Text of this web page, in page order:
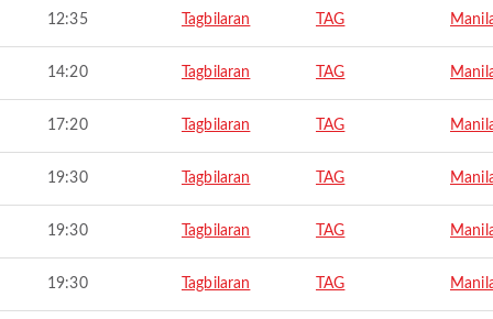
12:35 Tagbilaran TAG
14:20 Tagbilaran TAG
17:20 Tagbilaran TAG
19:30 Tagbilaran TAG
19:30 Tagbilaran TAG
19:30 Tagbilaran TAG